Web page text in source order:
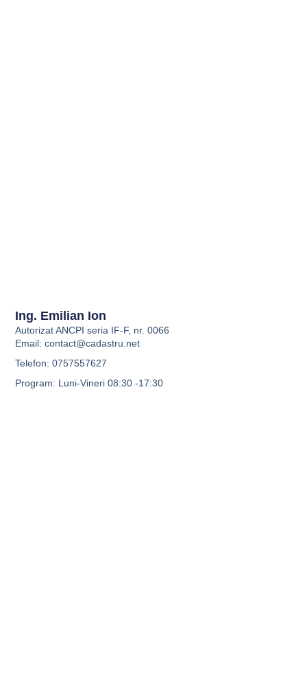
Ing. Emilian Ion
Autorizat ANCPI seria IF-F, nr. 0066
Email:contact@cadastru.net
Telefon: 0757557627
Program: Luni-Vineri 08:30 -17:30